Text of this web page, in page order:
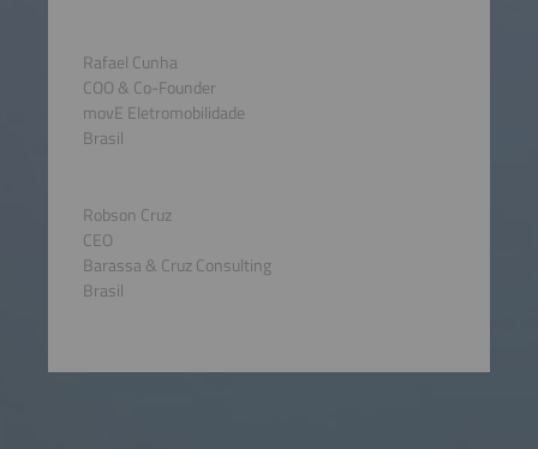
Rafael Cunha
COO & Co-Founder
movE Eletromobilidade
Brasil
Robson Cruz
CEO
Barassa & Cruz Consulting
Brasil